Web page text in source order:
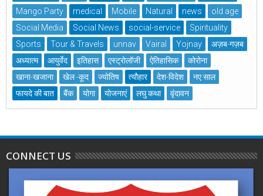
Mango Party
medical Mobile Natural news
old age
Social Media
Social News social-service
Spirituality
Sports
Tour & Travels unnav Vairal Yojnay
अज़ब-गज़ब
अध्यात्म
आयुर्वेद इतिहास एस्ट्रोलॉजी ऐतिहासिक
कोरोना
खाना-खजाना
खेल -कूद ज्योतिष त्यौहार देश-विदेश
नए साल
फायदे की बात
बैंक योगा योजनाएं लघु कथा वृंदावन
CONNECT US